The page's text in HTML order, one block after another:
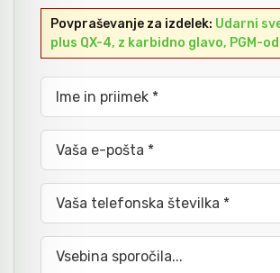
Povpraševanje za izdelek: Udarni
plus QX-4, z karbidno glavo, PGM-
Ime in priimek *
Vaša e-pošta *
Vaša telefonska številka *
Vsebina sporočila...
Kladiva
Točkala, dleta, luknjači in pile
Vzvodi in primeži
Škarje, noži in žage
Zaščitna oprema
Mazanje